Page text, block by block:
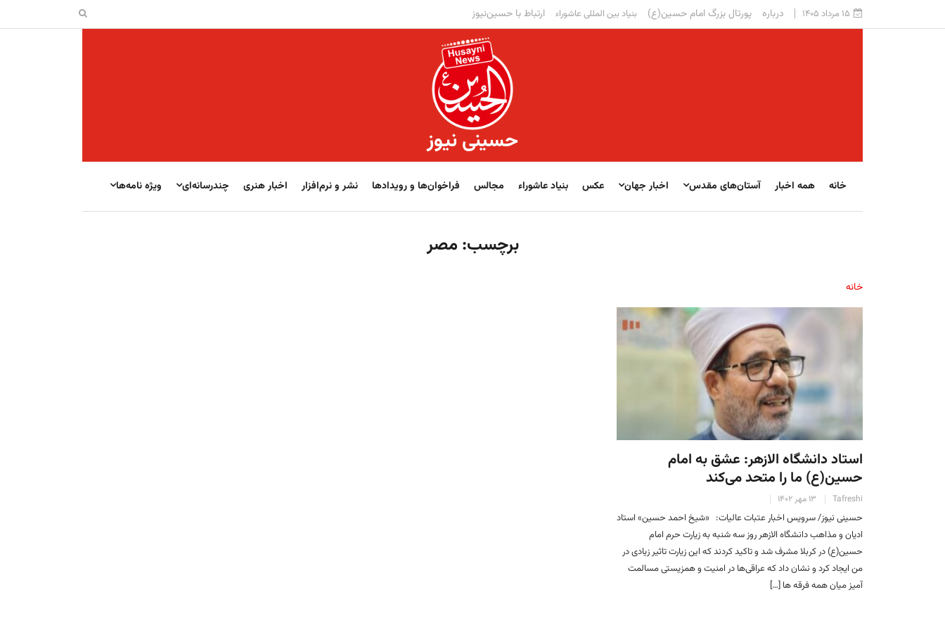
۱۵ مرداد ۱۴۰۵ درباره پورتال بزرگ امام حسین(ع) بنیاد بین المللی عاشوراء ارتباط با حسین‌نیوز
حسینی نیوز
خانه همه اخبار آستان‌های مقدس اخبار جهان عکس بنیاد عاشوراء مجالس فراخوان‌‏‏‏ها و رویدادها نشر و نرم‌افزار اخبار هنری چندرسانه‌ای ویژه نامه‌ها
برچسب: مصر
خانه
استاد دانشگاه الازهر: عشق به امام
حسین(ع) ما را متحد می‌کند
Tafreshi ۱۳ مهر ۱۴۰۲
حسینی نیوز/ سرویس اخبار عتبات عالیات: «شیخ احمد حسین» استاد
ادیان و مذاهب دانشگاه الازهر روز سه شنبه به زیارت حرم امام
حسین(ع) در کربلا مشرف شد و تاکید کردند که این زیارت تاثیر زیادی در
من ایجاد کرد و نشان داد که عراقی‌ها در امنیت و همزیستی مسالمت
آمیز میان همه فرقه ها […]